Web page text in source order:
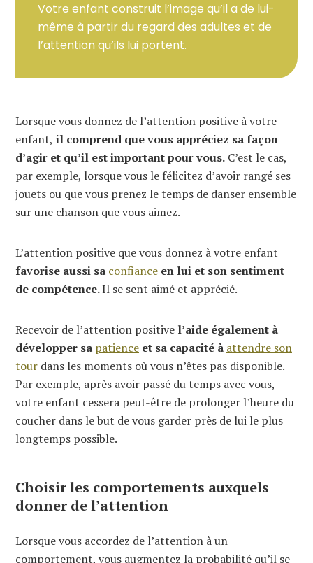
Votre enfant construit l’image qu’il a de lui-
même à partir du regard des adultes et de
l’attention qu’ils lui portent.
Lorsque vous donnez de l’attention positive à votre
enfant, il comprend que vous appréciez sa façon
d’agir et qu’il est important pour vous. C’est le cas,
par exemple, lorsque vous le félicitez d’avoir rangé ses
jouets ou que vous prenez le temps de danser ensemble
sur une chanson que vous aimez.
L’attention positive que vous donnez à votre enfant
favorise aussi sa confiance en lui et son sentiment
de compétence.Il se sent aimé et apprécié.
Recevoir de l’attention positive l’aide également à
développer sa patience et sa capacité à attendre son
tour dans les moments où vous n’êtes pas disponible.
Par exemple, après avoir passé du temps avec vous,
votre enfant cessera peut-être de prolonger l’heure du
coucher dans le but de vous garder près de lui le plus
longtemps possible.
Choisir les comportements auxquels
donner de l’attention
Lorsque vous accordez de l’attention à un
comportement, vous augmentez la probabilité qu’il se